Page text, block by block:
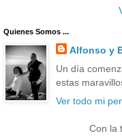
Quienes Somos ...
Alfonso y
Un día
estas
Ver todo mi
Con la